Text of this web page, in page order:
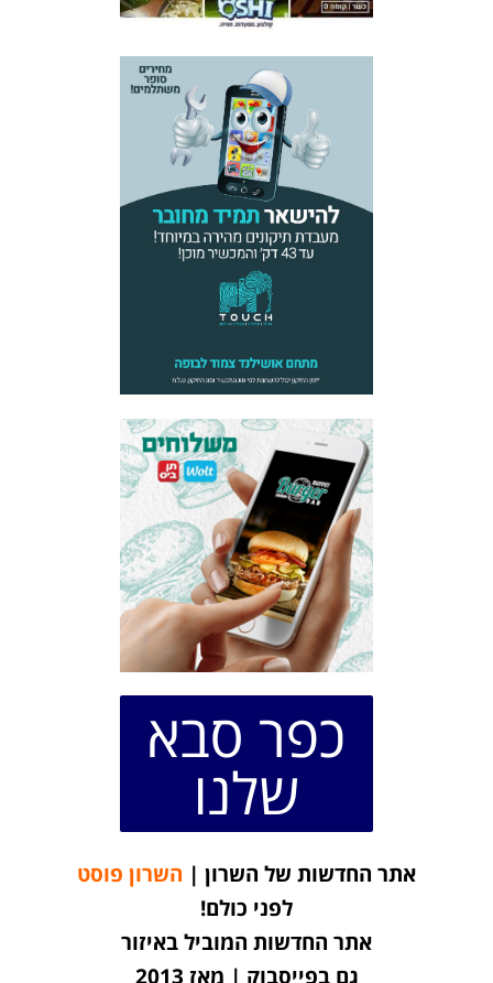
כפר סבא
שלנו
אתר החדשות של השרון | השרון פוסט
לפני כולם!
אתר החדשות המוביל באיזור
גם בפייסבוק | מאז 2013